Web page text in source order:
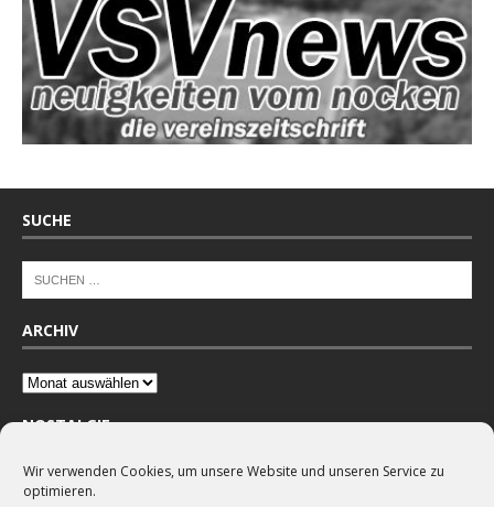
Wir verwenden Cookies, um unsere Website und unseren Service zu
optimieren.
SUCHE
ARCHIV
NOSTALGIE